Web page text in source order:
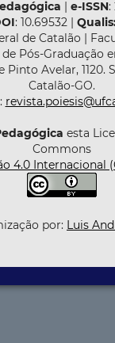
| e-ISSN:
: 10.69532 |
de Catalão |
Pós-Graduação
Pinto Avelar, 1120.
Catalão-GO.
esta
Commons
4.0 Internacional
por: Luis